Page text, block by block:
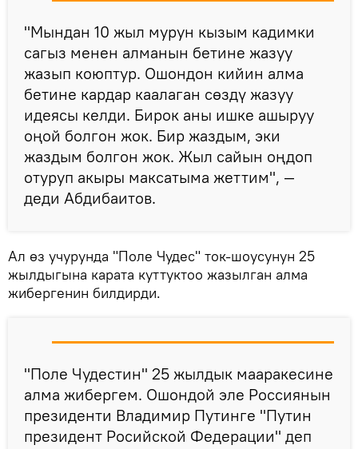
"Мындан 10 жыл мурун кызым кадимки
сагыз менен алманын бетине жазуу
жазып коюптур. Ошондон кийин алма
бетине кардар каалаган сөздү жазуу
идеясы келди. Бирок аны ишке ашыруу
оңой болгон жок. Бир жаздым, эки
жаздым болгон жок. Жыл сайын оңдоп
отуруп акыры максатыма жеттим", —
деди Абдибаитов.
Ал өз учурунда "Поле Чудес" ток-шоусунун 25
жылдыгына карата куттуктоо жазылган алма
жибергенин билдирди.
"Поле Чудестин" 25 жылдык мааракесине
алма жибергем. Ошондой эле Россиянын
президенти Владимир Путинге "Путин
президент Росийской Федерации" деп